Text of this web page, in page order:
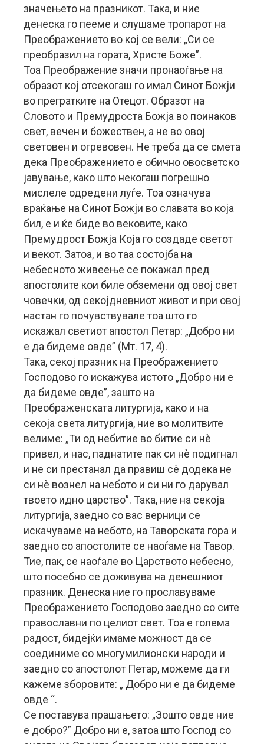
значењето на празникот. Така, и ние
денеска го пееме и слушаме тропарот на
Преображението во кој се вели: „Си се
преобразил на гората, Христе Боже”.
Тоа Преображение значи пронаоѓање на
образот кој отсекогаш го имал Синот Божји
во прегратките на Отецот. Образот на
Словото и Премудроста Божја во поинаков
свет, вечен и божествен, а не во овој
световен и огревовен. Не треба да се смета
дека Преображението е обично овосветско
јавување, како што некогаш погрешно
мислеле одредени луѓе. Тоа означува
враќање на Синот Божји во славата во која
бил, е и ќе биде во вековите, како
Премудрост Божја Која го создаде светот
и векот. Затоа, и во таа состојба на
небесното живеење се покажал пред
апостолите кои биле обземени од овој свет
човечки, од секојдневниот живот и при овој
настан го почувствувале тоа што го
искажал светиот апостол Петар: „Добро ни
е да бидеме овде” (Мт. 17, 4).
Така, секој празник на Преображението
Господово го искажува истото „Добро ни е
да бидеме овде”, зашто на
Преображенската литургија, како и на
секоја света литургија, ние во молитвите
велиме: „Ти од небитие во битие си нѐ
привел, и нас, паднатите пак си нѐ подигнал
и не си престанал да правиш сѐ додека не
си нѐ вознел на небото и си ни го дарувал
твоето идно царство”. Така, ние на секоја
литургија, заедно со вас верници се
искачуваме на небото, на Таворската гора и
заедно со апостолите се наоѓаме на Тавор.
Тие, пак, се наоѓале во Царството небесно,
што посебно се доживува на денешниот
празник. Денеска ние го прославуваме
Преображението Господово заедно со сите
православни по целиот свет. Тоа е голема
радост, бидејќи имаме можност да се
соединиме со многумилионски народи и
заедно со апостолот Петар, можеме да ги
кажеме зборовите: „ Добро ни е да бидеме
овде “.
Се поставува прашањето: „Зошто овде ние
е добро?” Добро ни е, затоа што Господ со